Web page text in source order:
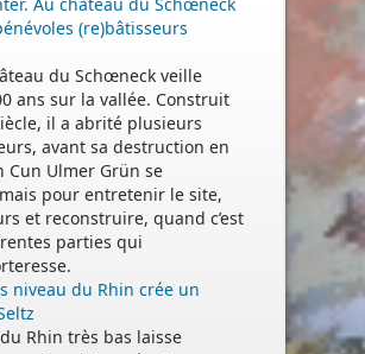
(re)bâtisseurs
du Schœneck veille
ans sur la vallée. Construit
il a abrité plusieurs
avant sa destruction en
Cun Ulmer Grün se
pour entretenir le site,
et reconstruire, quand c’est
parties qui
niveau du Rhin crée un
Rhin très bas laisse